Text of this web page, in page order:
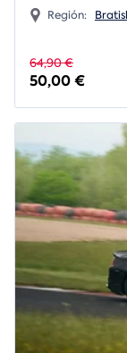
Región:
64,90 €
50,00 €